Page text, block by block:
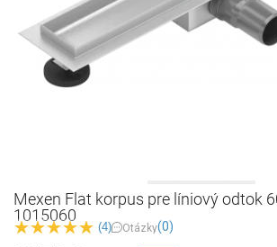
Mexen Flat korpus pre líniový odtok
1015060
(4) Otázky(0)